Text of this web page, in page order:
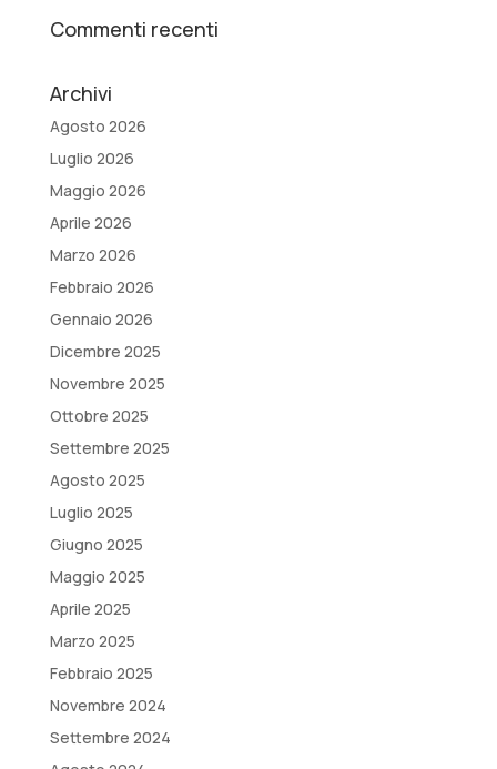
Commenti recenti
Archivi
Agosto 2026
Luglio 2026
Maggio 2026
Aprile 2026
Marzo 2026
Febbraio 2026
Gennaio 2026
Dicembre 2025
Novembre 2025
Ottobre 2025
Settembre 2025
Agosto 2025
Luglio 2025
Giugno 2025
Maggio 2025
Aprile 2025
Marzo 2025
Febbraio 2025
Novembre 2024
Settembre 2024